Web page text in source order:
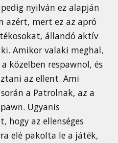
nyilván ez alapján
azért, mert ez az apró
állandó aktív
Amikor valaki meghal,
közelben respawnol, és
az ellent. Ami
a Patrolnak, az a
Ugyanis
hogy az ellenséges
elé pakolta le a játék,